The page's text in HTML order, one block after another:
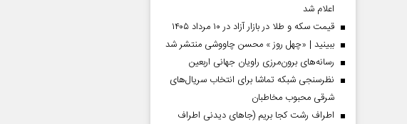
اعلام شد
قیمت سکه و طلا در بازار آزاد در ۱۰ مرداد ۱۴۰۵
ببینید | «چهل روز » محسن چاووشی منتشر شد
رسانه‌های برون‌مرزی راویان جهانی اربعین
نظرسنجی شبکه تماشا برای انتخاب سریال‌های
شرقی محبوب مخاطبان
اطراف رشت کجا بریم (جاهای دیدنی اطراف